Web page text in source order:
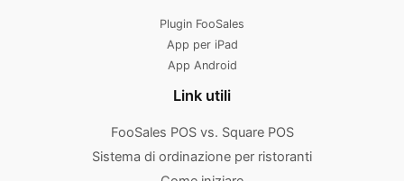
Plugin FooSales
App per iPad
App Android
Link utili
FooSales POS vs. Square POS
Sistema di ordinazione per ristoranti